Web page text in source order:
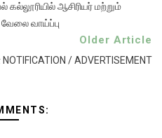
கல்லூரியில் ஆசிரியர் மற்றும்
வாய்ப்பு
Older Article
/ ADVERTISEMENT